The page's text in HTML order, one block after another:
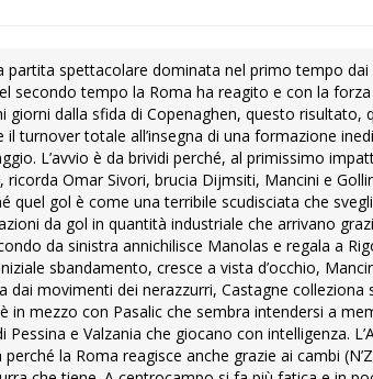
partita spettacolare dominata nel primo tempo
secondo tempo la Roma ha reagito e con la
giorni dalla sfida di Copenaghen, questo
turnover totale all’insegna di una formazione
L’avvio è da brividi perché, al primissimo
Omar Sivori, brucia Dijmsiti, Mancini e
quel gol è come una terribile scudisciata che
da gol in quantità industriale che arrivano
da sinistra annichilisce Manolas e regala a
sbandamento, cresce a vista d’occhio,
movimenti dei nerazzurri, Castagne colleziona
mezzo con Pasalic che sembra intendersi a
e Valzania che giocano con intelligenza.
la Roma reagisce anche grazie ai cambi